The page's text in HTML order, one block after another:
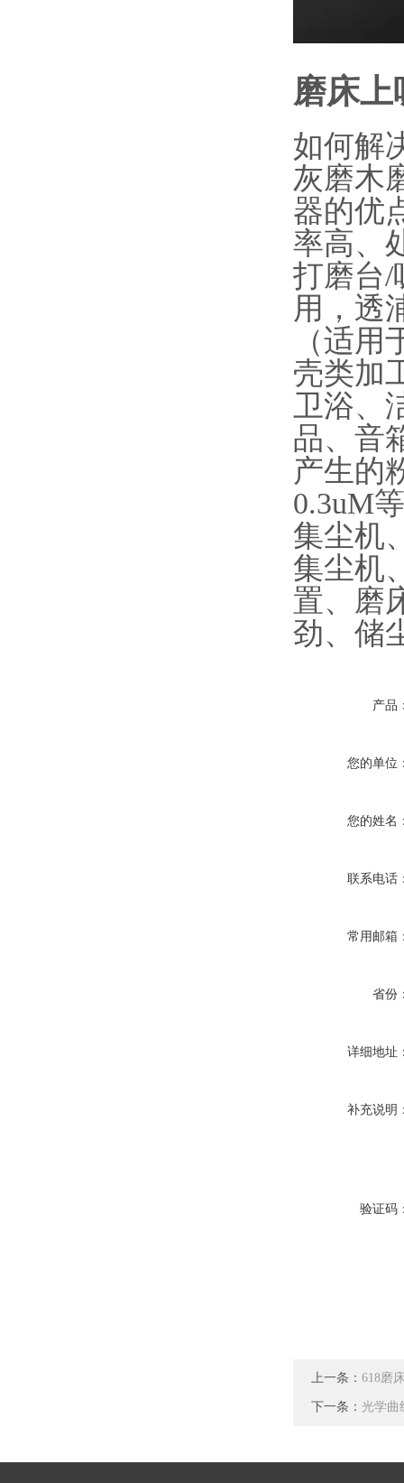
磨床上
如何解
灰磨木
器的优
率高、
打磨台/
用，透
（适
壳类加
卫浴、
品、音
产生的
0.3uM
集尘机
集尘机
置、磨
劲、储
产品
您的单位
您的姓名
联系电话
常用邮箱
省份
详细地址
补充说明
验证码
上一条： 618磨
下一条： 光学曲